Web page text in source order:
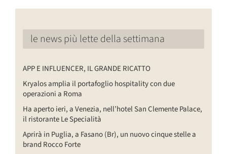
le news più lette della settimana
APP E INFLUENCER, IL GRANDE RICATTO
Kryalos amplia il portafoglio hospitality con due
operazioni a Roma
Ha aperto ieri, a Venezia, nell’hotel San Clemente Palace,
il ristorante Le Specialità
Aprirà in Puglia, a Fasano (Br), un nuovo cinque stelle a
brand Rocco Forte